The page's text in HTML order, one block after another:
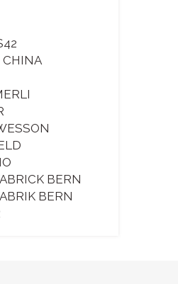
CHINA
BERN
BERN